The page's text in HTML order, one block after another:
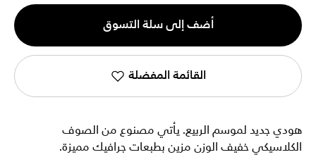
الكمية
1
أضف إلى سلة التسوق
القائمة المفضلة
هودي جديد لموسم الربيع. يأتي مصنوع من الصوف
الكلاسيكي خفيف الوزن مزين بطبعات جرافيك مميزة.